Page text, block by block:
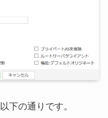
下の通りです。